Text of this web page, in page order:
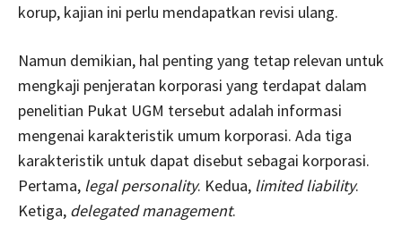
korup, kajian ini perlu mendapatkan revisi ulang.
Namun demikian, hal penting yang tetap relevan untuk
mengkaji penjeratan korporasi yang terdapat dalam
penelitian Pukat UGM tersebut adalah informasi
mengenai karakteristik umum korporasi. Ada tiga
karakteristik untuk dapat disebut sebagai korporasi.
Pertama, legal personality. Kedua, limited liability.
Ketiga, delegated management.